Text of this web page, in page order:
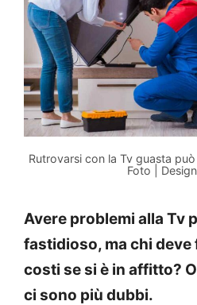
Rutrovarsi con la Tv guasta
Foto |
Avere problemi alla Tv
fastidioso, ma chi deve
costi se si è in affitto?
ci sono più dubbi.